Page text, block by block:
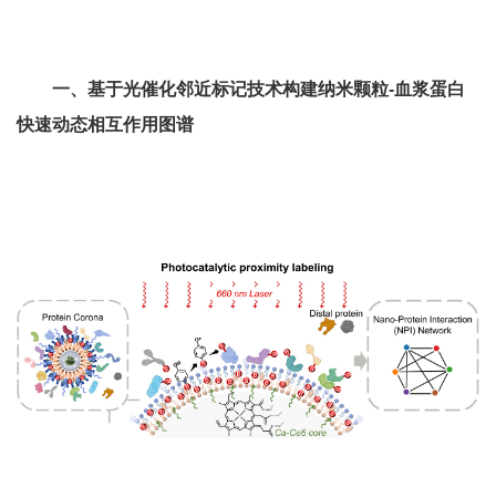
一、基于光催化邻近标记技术构建纳米颗粒-血浆蛋白
快速动态相互作用图谱